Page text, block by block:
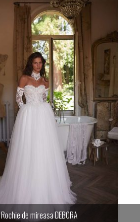
Rochie de mireasa DEBORA